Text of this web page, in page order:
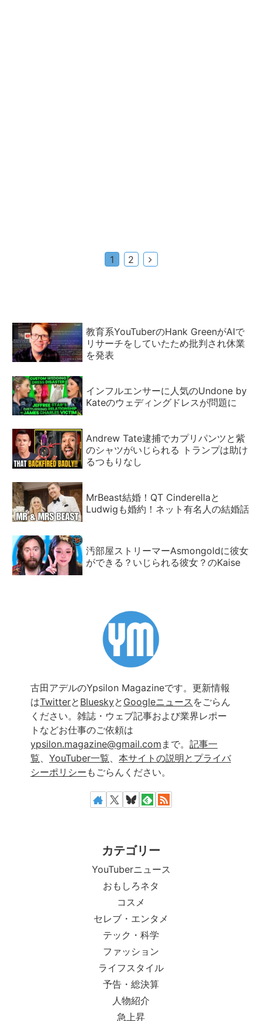
1 2
次
教育系YouTuberのHank GreenがAIで
リサーチをしていたため批判され休業
を発表
インフルエンサーに人気のUndone by
Kateのウェディングドレスが問題に
Andrew Tate逮捕でカプリパンツと紫
のシャツがいじられる トランプは助け
るつもりなし
MrBeast結婚！QT Cinderellaと
Ludwigも婚約！ネット有名人の結婚話
汚部屋ストリーマーAsmongoldに彼女
ができる？いじられる彼女？のKaise
古田アデルのYpsilon Magazineです。更新情報
はTwitterと Blueskyと Googleニュース をごらん
ください。雑誌・ウェブ記事および業界レポー
トなどお仕事のご依頼は
ypsilon.magazine@gmail.com まで。 記事一
覧、 YouTuber一覧、 本サイトの説明とプライバ
シーポリシー もごらんください。
カテゴリー
YouTuberニュース
おもしろネタ
コスメ
セレブ・エンタメ
テック・科学
ファッション
ライフスタイル
予告・総決算
人物紹介
急上昇